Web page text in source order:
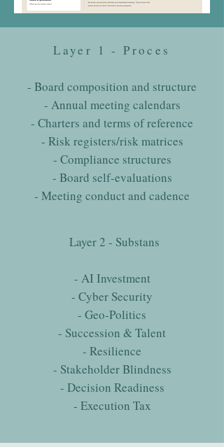
Layer 1 - Proces
- Board composition and structure
- Annual meeting calendars
- Charters and terms of reference
- Risk registers/risk matrices
- Compliance structures
- Board self-evaluations
- Meeting conduct and cadence
Layer 2 - Substans
- AI Investment
- Cyber Security
- Geo-Politics
- Succession & Talent
- Resilience
- Stakeholder Blindness
- Decision Readiness
- Execution Tax